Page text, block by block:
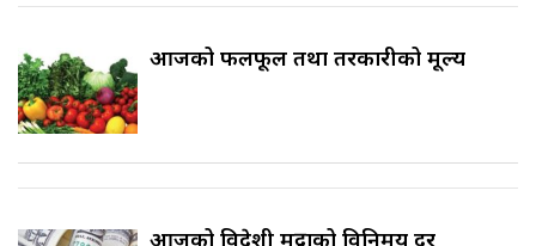
आजको फलफूल तथा तरकारीको मूल्य
आजको विदेशी मुद्राको विनिमय दर